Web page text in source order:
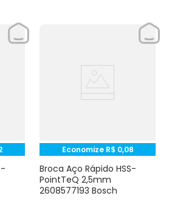
Economize R$ 0,08
Broca Aço Rápido HSS-
PointTeQ 2,5mm
2608577193 Bosch